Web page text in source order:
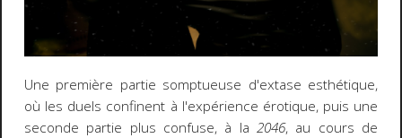
Une première partie somptueuse d'extase esthétique,
où les duels confinent à l'expérience érotique, puis une
seconde partie plus confuse, à la2046, au cours de